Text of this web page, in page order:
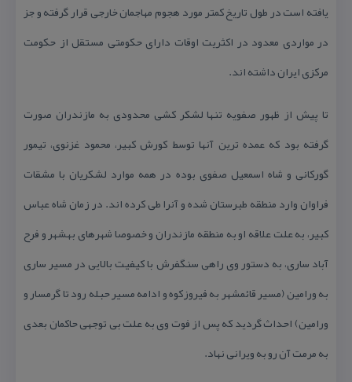
یافته است در طول تاریخ كمتر مورد هجوم مهاجمان خارجی قرار گرفته و جز
در مواردی معدود در اكثریت اوقات دارای حكومتی مستقل از حكومت
مركزی ایران داشته اند.
تا پیش از ظهور صفویه تنها لشكر كشی محدودی به مازندران صورت
گرفته بود كه عمده ترین آنها توسط كورش كبیر، محمود غزنوی، تیمور
گوركانی و شاه اسمعیل صفوی بوده در همه موارد لشكریان با مشقات
فراوان وارد منطقه طبرستان شده و آنرا طی كرده اند. در زمان شاه عباس
كبیر، به علت علاقه او به منطقه مازندران و خصوصا شهرهای بهشهر و فرح
آباد ساری، به دستور وی راهی سنگفرش با كیفیت بالایی در مسیر ساری
به ورامین (مسیر قائمشهر به فیروزكوه و ادامه مسیر حبله رود تا گرمسار و
ورامین) احداث گردید كه پس از فوت وی به علت بی توجهی حاكمان بعدی
به مرمت آن رو به ویرانی نهاد.